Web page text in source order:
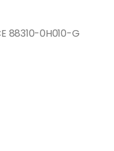
88310-0H010-G